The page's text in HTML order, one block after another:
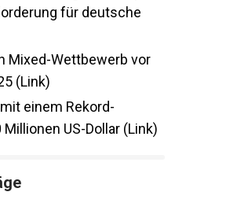
für deutsche
Wettbewerb vor
(Link)
einem Rekord-
US-Dollar (Link)